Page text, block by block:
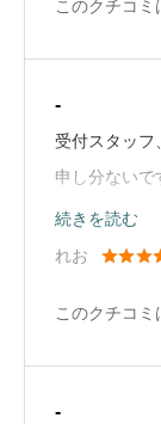
ごす事も出来
通っていま
さんはここ
らにお世話に
から引用）
このクチコミ
-
受付スタッフ
申し分ない
す！お世話に
用）
続きを読む
れお

このクチコミ
-